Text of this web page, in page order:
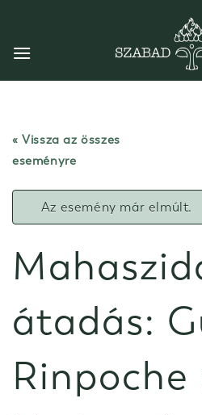
content
« Vissza az összes
eseményre
Az esemény már elmúlt.
átadás:
Rinpoche